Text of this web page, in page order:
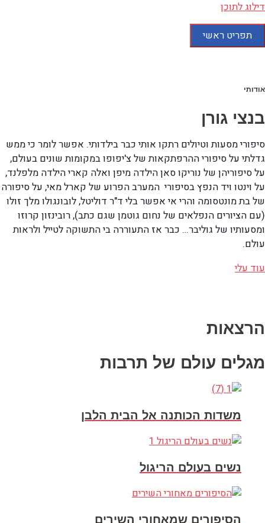
דילוג לתוכן
תפריט ראשי
אודותי
בנצי גורן
סיפורי מסעות וטיולים רתקו אותי כבר בילדותי. אפשר לומר כי ממש
גדלתי על סיפורי ההרפתקאות של צ'יפופו במקומות שונים בעולם,
על סיפוריהן של נוריקו סאן הילדה מיפן ואלה קארי הילדה מלפלנד,
על וינטו ויד הנפץ בסיפורי המערב הפרוע של קארל מאי, על סיפורה
של בת מונטסומה והרי אי אפשר בלי ד"ר דוליטל, לובונגולו מלך זולו
(עם הציורים הנפלאים של נחום גוטמן שגם כתב), רובינזון קרוזו
ומסעותיו של גוליבר… כבר אז התעוררה בי התשוקה לטייל ולראות
עולם.
עוד עלי
הרצאות
מגלים עולם של תרבות
משדות הכותנה אל הבית הלבן
נשים בעולם הריגול
הסיפורים שמאחורי השירים